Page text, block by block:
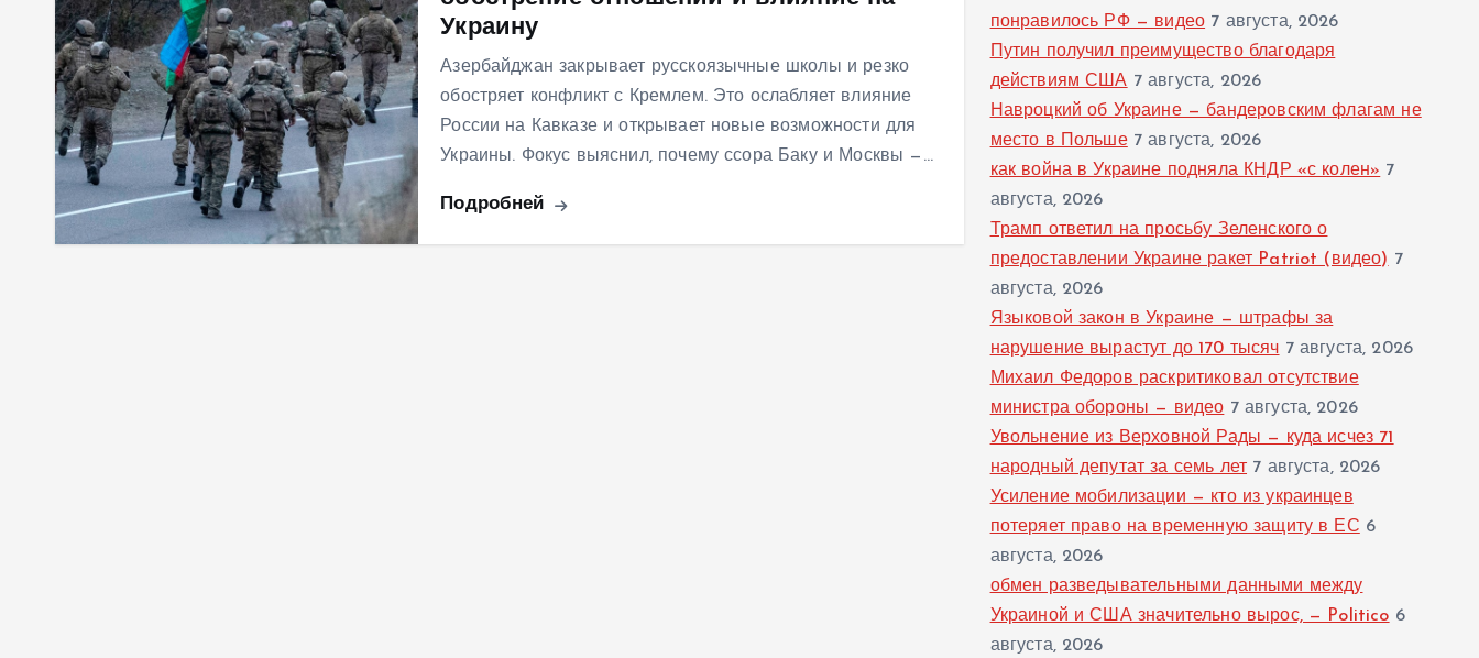
Украину
Азербайджан закрывает русскоязычные школы и резко
обостряет конфликт с Кремлем. Это ослабляет влияние
России на Кавказе и открывает новые возможности для
Украины. Фокус выяснил, почему ссора Баку и Москвы —…
Подробней
понравилось РФ — видео 7 августа, 2026
Путин получил преимущество благодаря
действиям США 7 августа, 2026
Навроцкий об Украине — бандеровским флагам не
место в Польше 7 августа, 2026
как война в Украине подняла КНДР «с колен» 7
августа, 2026
Трамп ответил на просьбу Зеленского о
предоставлении Украине ракет Patriot (видео) 7
августа, 2026
Языковой закон в Украине — штрафы за
нарушение вырастут до 170 тысяч 7 августа, 2026
Михаил Федоров раскритиковал отсутствие
министра обороны — видео 7 августа, 2026
Увольнение из Верховной Рады — куда исчез 71
народный депутат за семь лет 7 августа, 2026
Усиление мобилизации — кто из украинцев
потеряет право на временную защиту в ЕС 6
августа, 2026
обмен разведывательными данными между
Украиной и США значительно вырос, — Politico 6
августа, 2026